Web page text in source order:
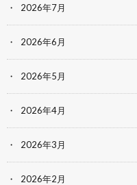
2026年7月
2026年6月
2026年5月
2026年4月
2026年3月
2026年2月